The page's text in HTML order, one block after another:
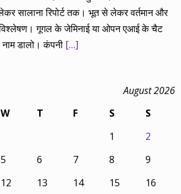
सालाना रिपोर्ट तक। भूत से लेकर वर्तमान और
विश्लेषण। गूगल के जेमिनाई या ओपन एआई के चैट
नाम डालो। कंपनी […]
August 2026
W T F S
S
1
2
5 6 7 8
9
12 13 14 15 16